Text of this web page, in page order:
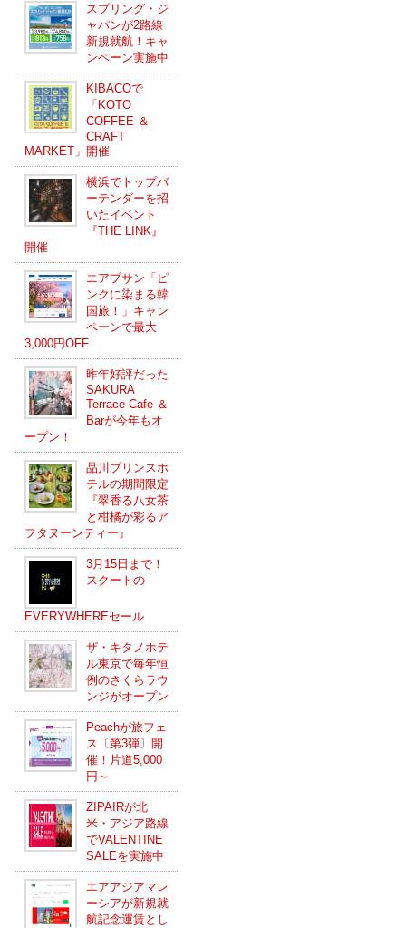
スプリング・ジ
ャパンが2路線
新規就航！キャ
ンペーン実施中
KIBACOで
「KOTO
COFFEE ＆
CRAFT
MARKET」開催
横浜でトップバ
ーテンダーを招
いたイベント
『THE LINK』
開催
エアプサン「ピ
ンクに染まる韓
国旅！」キャン
ペーンで最大
3,000円OFF
昨年好評だった
SAKURA
Terrace Cafe ＆
Barが今年もオ
ープン！
品川プリンスホ
テルの期間限定
『翠香る八女茶
と柑橘が彩るア
フタヌーンティー』
3月15日まで！
スクートの
EVERYWHEREセール
ザ・キタノホテ
ル東京で毎年恒
例のさくらラウ
ンジがオープン
Peachが旅フェ
ス〔第3弾〕開
催！片道5,000
円～
ZIPAIRが北
米・アジア路線
でVALENTINE
SALEを実施中
エアアジアマレ
ーシアが新規就
航記念運賃とし